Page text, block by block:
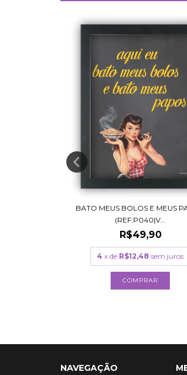
BATO MEUS BOLOS E MEUS
(REF:P040|V...
R$49,90
4 x de R$12,48 sem juros
COMPRAR
NAVEGAÇÃO